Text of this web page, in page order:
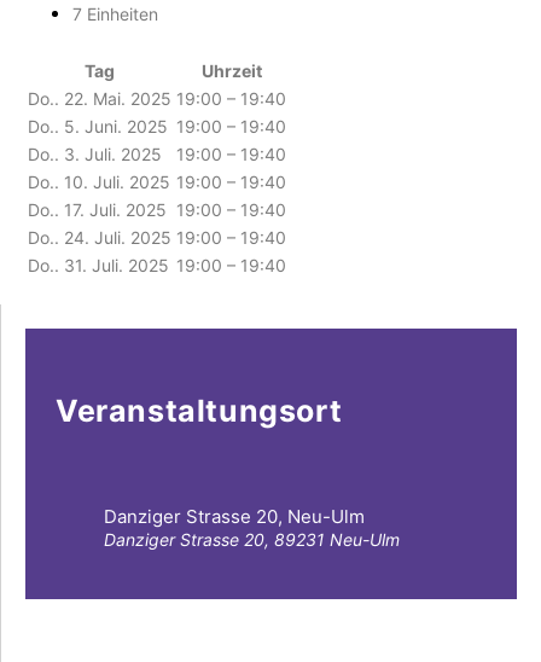
7 Einheiten
Tag
Uhrzeit
Do.. 22. Mai. 2025 19:00 – 19:40
Do.. 5. Juni. 2025 19:00 – 19:40
Do.. 3. Juli. 2025
19:00 – 19:40
Do.. 10. Juli. 2025 19:00 – 19:40
Do.. 17. Juli. 2025 19:00 – 19:40
Do.. 24. Juli. 2025 19:00 – 19:40
Do.. 31. Juli. 2025 19:00 – 19:40
Veranstaltungsort
Danziger Strasse 20, Neu-Ulm
Danziger Strasse 20, 89231 Neu-Ulm